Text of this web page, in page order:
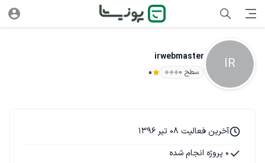
IR
irwebmaster
سطح ۰ 0
آخرین فعالیت 08 تیر 1396
0 پروژه انجام شده